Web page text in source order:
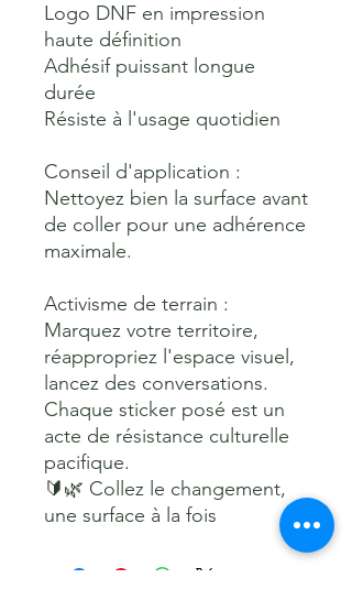
Logo DNF en impression
haute définition
Adhésif puissant longue
durée
Résiste à l'usage quotidien
Conseil d'application :
Nettoyez bien la surface avant
de coller pour une adhérence
maximale.
Activisme de terrain :
Marquez votre territoire,
réappropriez l'espace visuel,
lancez des conversations.
Chaque sticker posé est un
acte de résistance culturelle
pacifique.
🔰🌿 Collez le changement,
une surface à la fois